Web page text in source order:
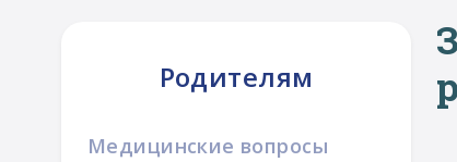
Родителям
Медицинские вопросы